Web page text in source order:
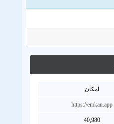
امکان
https://emkan.app
40,980